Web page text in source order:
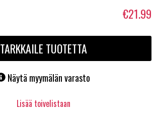
€21.99
TARKKAILE TUOTETTA
Näytä myymälän varasto
Lisää toivelistaan